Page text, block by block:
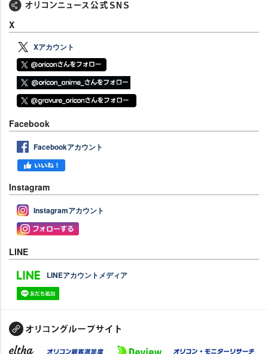
X
Xアカウント
Facebook
Facebookアカウント
Instagram
Instagramアカウント
LINE
LINEアカウントメディア